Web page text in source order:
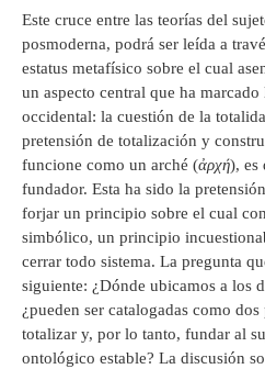
Este cruce entre las teorías del
posmoderna, podrá ser leída a
estatus metafísico sobre el cual
un aspecto central que ha
occidental: la cuestión de la
pretensión de totalización y
funcione como un arché (ἀρχή), es
fundador. Esta ha sido la
forjar un principio sobre el cual
simbólico, un principio
cerrar todo sistema. La pregunta
siguiente: ¿Dónde ubicamos a los
¿pueden ser catalogadas como
totalizar y, por lo tanto, fundar al
ontológico estable? La discusión